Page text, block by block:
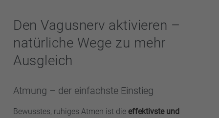
Den Vagusnerv aktivieren –
natürliche Wege zu mehr
Ausgleich
Atmung – der einfachste Einstieg
Bewusstes, ruhiges Atmen ist die effektivste und